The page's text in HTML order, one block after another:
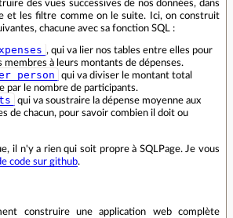
des vues successives de nos données, dans
et les filtre comme on le suite. Ici, on construit
chacune avec sa fonction SQL :
, qui va lier nos tables entre elles pour
membres à leurs montants de dépenses.
qui va diviser le montant total
par le nombre de participants.
qui va soustraire la dépense moyenne aux
de chacun, pour savoir combien il doit ou
il n'y a rien qui soit propre à SQLPage. Je vous
code sur github.
construire une application web complète